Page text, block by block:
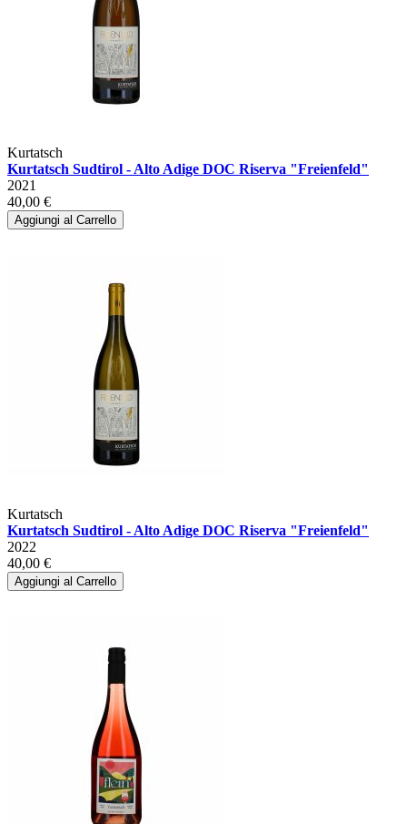
Kurtatsch
Kurtatsch Sudtirol - Alto Adige DOC Riserva "Freienfeld"
2021
40,00 €
Aggiungi al Carrello
Kurtatsch
Kurtatsch Sudtirol - Alto Adige DOC Riserva "Freienfeld"
2022
40,00 €
Aggiungi al Carrello